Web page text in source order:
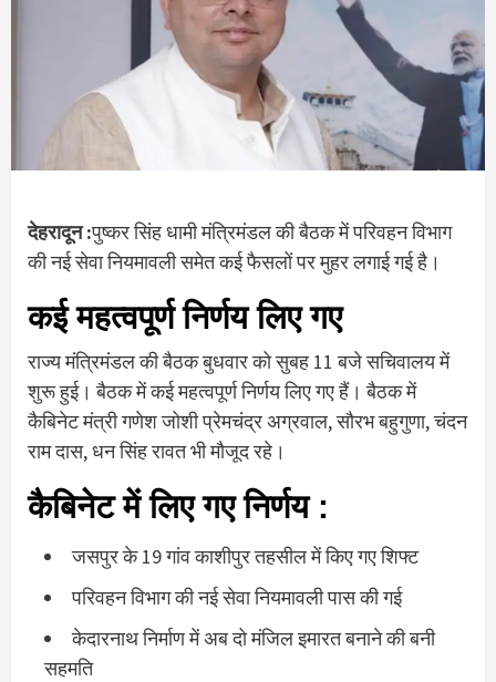
देहरादून :पुष्कर सिंह धामी मंत्रिमंडल की बैठक में परिवहन विभाग
की नई सेवा नियमावली समेत कई फैसलों पर मुहर लगाई गई है।
कई महत्वपूर्ण निर्णय लिए गए
राज्य मंत्रिमंडल की बैठक बुधवार को सुबह 11 बजे सचिवालय में
शुरू हुई। बैठक में कई महत्वपूर्ण निर्णय लिए गए हैं। बैठक में
कैबिनेट मंत्री गणेश जोशी प्रेमचंद्र अग्रवाल, सौरभ बहुगुणा, चंदन
राम दास, धन सिंह रावत भी मौजूद रहे।
कैबिनेट में लिए गए निर्णय :
जसपुर के 19 गांव काशीपुर तहसील में किए गए शिफ्ट
परिवहन विभाग की नई सेवा नियमावली पास की गई
केदारनाथ निर्माण में अब दो मंजिल इमारत बनाने की बनी
सहमति